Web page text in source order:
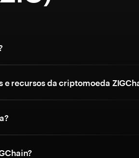
e recursos da criptomoeda